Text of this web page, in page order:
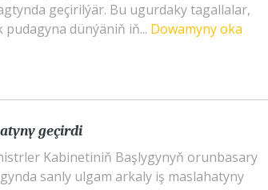
geçirilýär. Bu ugurdaky tagallalar,
dünýäniň iň... Dowamyny oka
geçirdi
Kabinetiniň Başlygynyň orunbasary
sanly ulgam arkaly iş maslahatyny